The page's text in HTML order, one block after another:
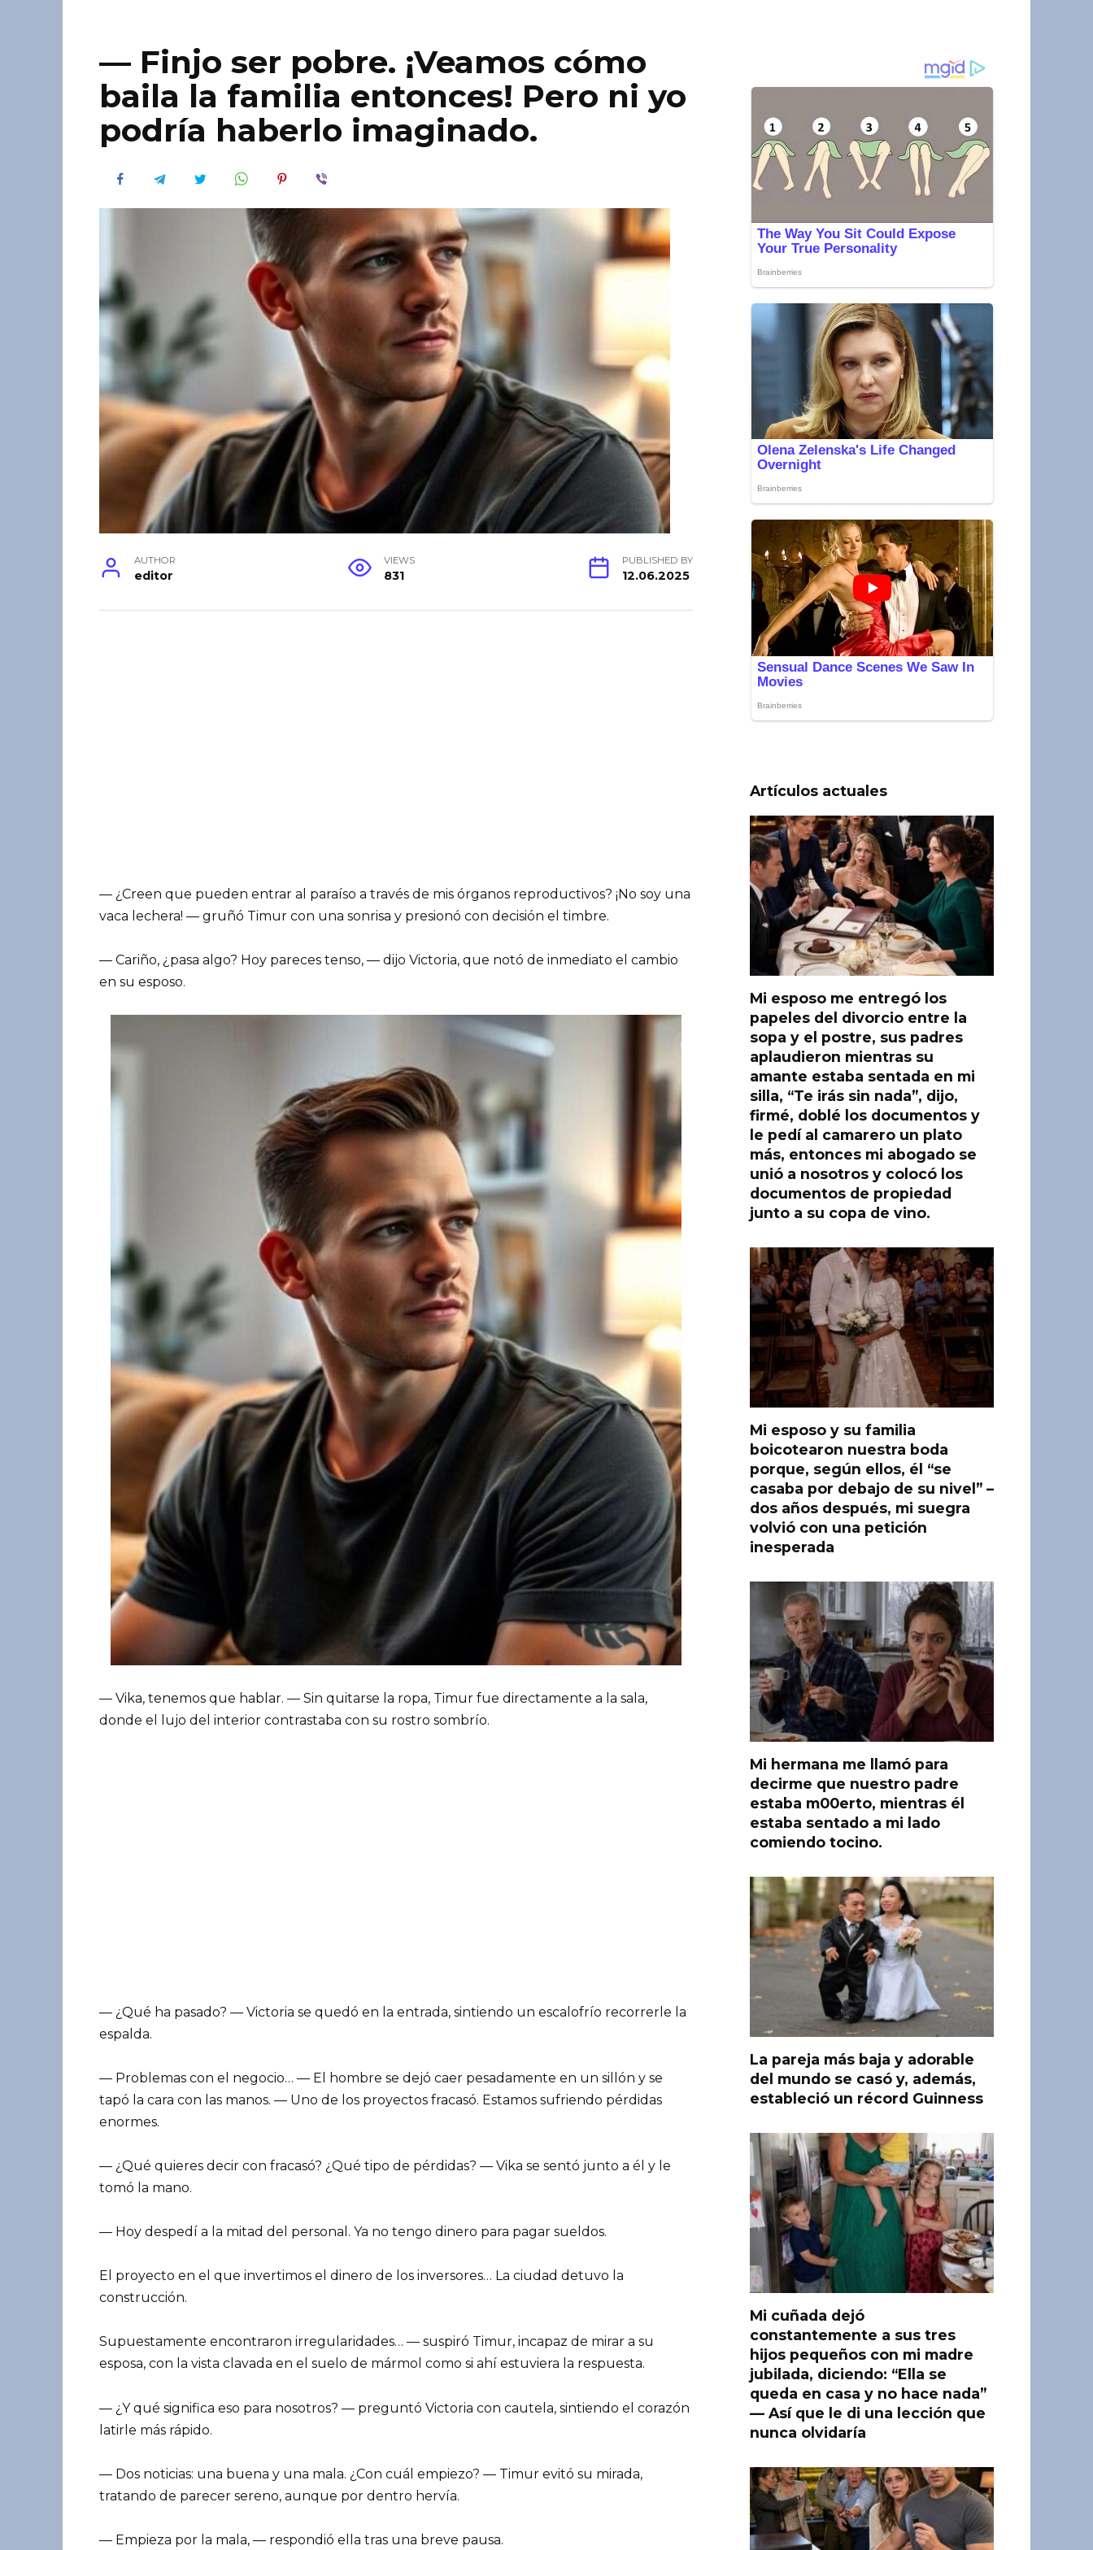
— Finjo ser pobre. ¡Veamos cómo
baila la familia entonces! Pero ni yo
podría haberlo imaginado.
AUTHOR
editor
VIEWS
831
PUBLISHED BY
12.06.2025
— ¿Creen que pueden entrar al paraíso a través de mis órganos reproductivos? ¡No soy una
vaca lechera! — gruñó Timur con una sonrisa y presionó con decisión el timbre.
— Cariño, ¿pasa algo? Hoy pareces tenso, — dijo Victoria, que notó de inmediato el cambio
en su esposo.
— Vika, tenemos que hablar. — Sin quitarse la ropa, Timur fue directamente a la sala,
donde el lujo del interior contrastaba con su rostro sombrío.
— ¿Qué ha pasado? — Victoria se quedó en la entrada, sintiendo un escalofrío recorrerle la
espalda.
— Problemas con el negocio… — El hombre se dejó caer pesadamente en un sillón y se
tapó la cara con las manos. — Uno de los proyectos fracasó. Estamos sufriendo pérdidas
enormes.
— ¿Qué quieres decir con fracasó? ¿Qué tipo de pérdidas? — Vika se sentó junto a él y le
tomó la mano.
— Hoy despedí a la mitad del personal. Ya no tengo dinero para pagar sueldos.
El proyecto en el que invertimos el dinero de los inversores… La ciudad detuvo la
construcción.
Supuestamente encontraron irregularidades… — suspiró Timur, incapaz de mirar a su
esposa, con la vista clavada en el suelo de mármol como si ahí estuviera la respuesta.
— ¿Y qué significa eso para nosotros? — preguntó Victoria con cautela, sintiendo el corazón
latirle más rápido.
— Dos noticias: una buena y una mala. ¿Con cuál empiezo? — Timur evitó su mirada,
tratando de parecer sereno, aunque por dentro hervía.
— Empieza por la mala, — respondió ella tras una breve pausa.
Artículos actuales
Mi esposo me entregó los
papeles del divorcio entre la
sopa y el postre, sus padres
aplaudieron mientras su
amante estaba sentada en mi
silla, “Te irás sin nada”, dijo,
firmé, doblé los documentos y
le pedí al camarero un plato
más, entonces mi abogado se
unió a nosotros y colocó los
documentos de propiedad
junto a su copa de vino.
Mi esposo y su familia
boicotearon nuestra boda
porque, según ellos, él “se
casaba por debajo de su nivel” –
dos años después, mi suegra
volvió con una petición
inesperada
Mi hermana me llamó para
decirme que nuestro padre
estaba m00erto, mientras él
estaba sentado a mi lado
comiendo tocino.
La pareja más baja y adorable
del mundo se casó y, además,
estableció un récord Guinness
Mi cuñada dejó
constantemente a sus tres
hijos pequeños con mi madre
jubilada, diciendo: “Ella se
queda en casa y no hace nada”
— Así que le di una lección que
nunca olvidaría